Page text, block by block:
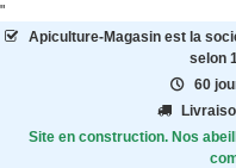
"
Apiculture-Magasinest la
selon
60
Site en construction. Nos